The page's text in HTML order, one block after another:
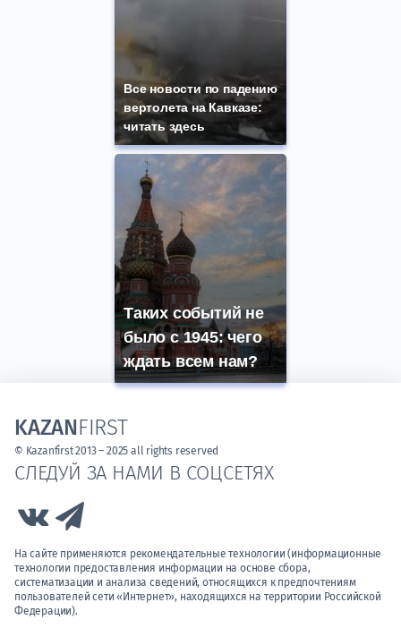
Все новости по падению
вертолета на Кавказе:
читать здесь
Таких событий не
было с 1945: чего
ждать всем нам?
СЛЕДУЙ ЗА НАМИ В СОЦСЕТЯХ
Link to Vk
На сайте применяются рекомендательные технологии (информационные
технологии предоставления информации на основе сбора,
систематизации и анализа сведений, относящихся к предпочтениям
пользователей сети «Интернет», находящихся на территории Российской
Федерации).
KAZANFIRST
© Kazanfirst 2013 – 2025 all rights reserved